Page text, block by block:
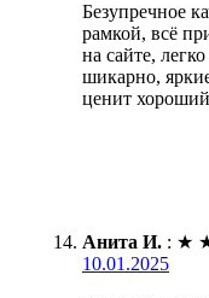
Безупречное
рамкой, всё
на сайте,
шикарно,
ценит
Анита И. : ★
10.01.2025